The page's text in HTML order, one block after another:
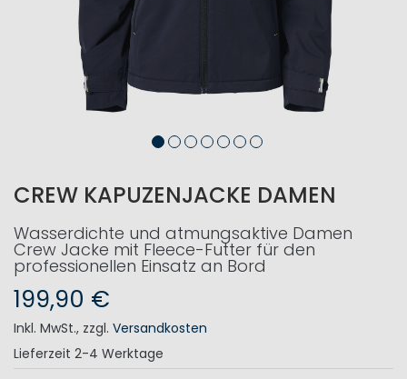
CREW KAPUZENJACKE DAMEN
Wasserdichte und atmungsaktive Damen
Crew Jacke mit Fleece-Futter für den
professionellen Einsatz an Bord
199,90 €
Inkl. MwSt., zzgl. Versandkosten
Lieferzeit 2-4 Werktage